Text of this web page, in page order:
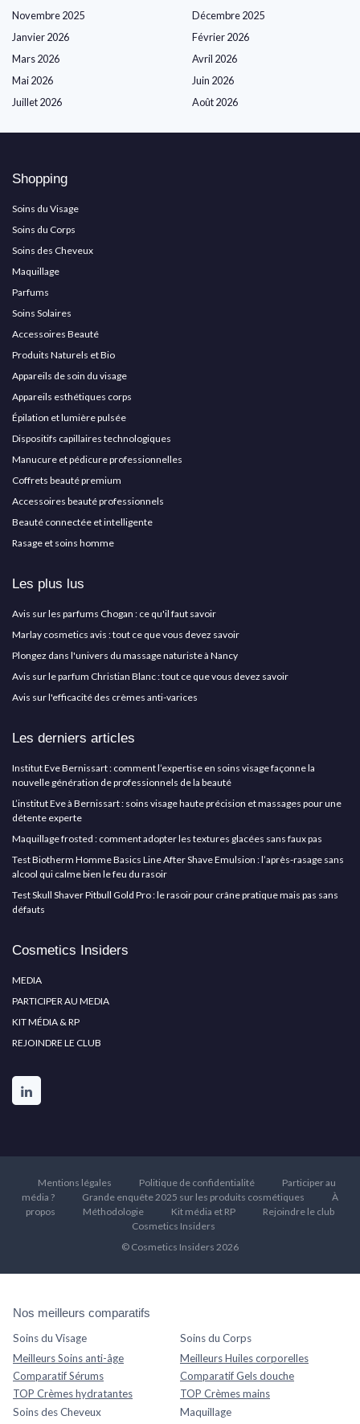
Novembre 2025
Décembre 2025
Janvier 2026
Février 2026
Mars 2026
Avril 2026
Mai 2026
Juin 2026
Juillet 2026
Août 2026
Shopping
Soins du Visage
Soins du Corps
Soins des Cheveux
Maquillage
Parfums
Soins Solaires
Accessoires Beauté
Produits Naturels et Bio
Appareils de soin du visage
Appareils esthétiques corps
Épilation et lumière pulsée
Dispositifs capillaires technologiques
Manucure et pédicure professionnelles
Coffrets beauté premium
Accessoires beauté professionnels
Beauté connectée et intelligente
Rasage et soins homme
Les plus lus
Avis sur les parfums Chogan : ce qu'il faut savoir
Marlay cosmetics avis : tout ce que vous devez savoir
Plongez dans l'univers du massage naturiste à Nancy
Avis sur le parfum Christian Blanc : tout ce que vous devez savoir
Avis sur l'efficacité des crèmes anti-varices
Les derniers articles
Institut Eve Bernissart : comment l’expertise en soins visage façonne la
nouvelle génération de professionnels de la beauté
L’institut Eve à Bernissart : soins visage haute précision et massages pour une
détente experte
Maquillage frosted : comment adopter les textures glacées sans faux pas
Test Biotherm Homme Basics Line After Shave Emulsion : l’après-rasage sans
alcool qui calme bien le feu du rasoir
Test Skull Shaver Pitbull Gold Pro : le rasoir pour crâne pratique mais pas sans
défauts
Cosmetics Insiders
MEDIA
PARTICIPER AU MEDIA
KIT MÉDIA & RP
REJOINDRE LE CLUB
Mentions légales Politique de confidentialité
Participer au
média ?
Grande enquête 2025 sur les produits cosmétiques
À
propos
Méthodologie Kit média et RP
Rejoindre le club
Cosmetics Insiders
© Cosmetics Insiders 2026
Nos meilleurs comparatifs
Soins du Visage
Meilleurs Soins anti-âge
Comparatif Sérums
TOP Crèmes hydratantes
Soins du Corps
Meilleurs Huiles corporelles
Comparatif Gels douche
TOP Crèmes mains
Soins des Cheveux
Maquillage